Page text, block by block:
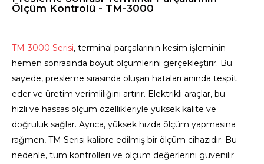
Ölçüm Kontrolü - TM-3000
TM-3000 Serisi, terminal parçalarının kesim işleminin
hemen sonrasında boyut ölçümlerini gerçekleştirir. Bu
sayede, presleme sırasında oluşan hataları anında tespit
eder ve üretim verimliliğini artırır. Elektrikli araçlar, bu
hızlı ve hassas ölçüm özellikleriyle yüksek kalite ve
doğruluk sağlar. Ayrıca, yüksek hızda ölçüm yapmasına
rağmen, TM Serisi kalibre edilmiş bir ölçüm cihazıdır. Bu
nedenle, tüm kontrolleri ve ölçüm değerlerini güvenilir